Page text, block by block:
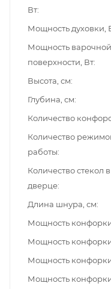
Вт
Мощность духовки,
Мощность варочной
поверхности, Вт
Высота, см
Глубина, см
Количество
Количество
работы
Количество стекол в
дверце
Длина шнура, см
Мощность конфорки
Мощность
Мощность
Мощность